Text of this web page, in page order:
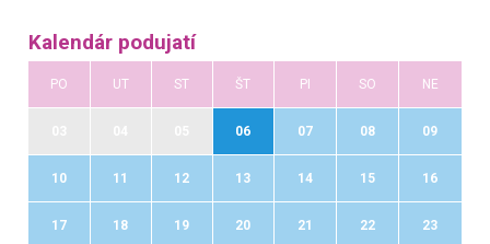
Kalendár podujatí
PO UT ST ŠT PI SO NE
06 07 08 09
10 11 12 13 14 15 16
17 18 19 20 21 22 23